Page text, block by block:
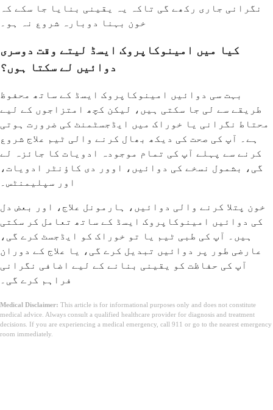
نگرانی جاری رکھے گی تاکہ یہ یقینی بنایا جا سکے کہ
خون بہنا دوبارہ شروع نہ ہو۔
کیا میں امینوکاپروک ایسڈ لیتے وقت دوسری
دوائیں لے سکتا ہوں؟
بہت سی دوائیں امینوکاپروک ایسڈ کے ساتھ محفوظ
طریقے سے لی جا سکتی ہیں، لیکن کچھ امتزاجوں کے لیے
محتاط نگرانی یا خوراک میں ایڈجسٹمنٹ کی ضرورت ہوتی
ہے۔ آپ کی صحت کی دیکھ بھال کرنے والی ٹیم علاج شروع
کرنے سے پہلے آپ کی تمام موجودہ ادویات کا جائزہ لے
گی، بشمول نسخے کی دوائیں، اوور دی کاؤنٹر ادویات،
اور سپلیمنٹس۔
خون پتلا کرنے والی دوائیں، ہارمونل علاج، اور بعض دل
کی دوائیں امینوکاپروک ایسڈ کے ساتھ تعامل کر سکتی
ہیں۔ آپ کی طبی ٹیم یا تو خوراک کو ایڈجسٹ کرے گی،
عارضی طور پر دوائیں تبدیل کرے گی، یا علاج کے دوران
آپ کی حفاظت کو یقینی بنانے کے لیے اضافی نگرانی
فراہم کرے گی۔
Medical Disclaimer: This article is for informational purposes only and does not constitute
medical advice. Always consult a qualified healthcare provider for diagnosis and treatment
decisions. If you are experiencing a medical emergency, call 911 or go to the nearest emergency
room immediately.